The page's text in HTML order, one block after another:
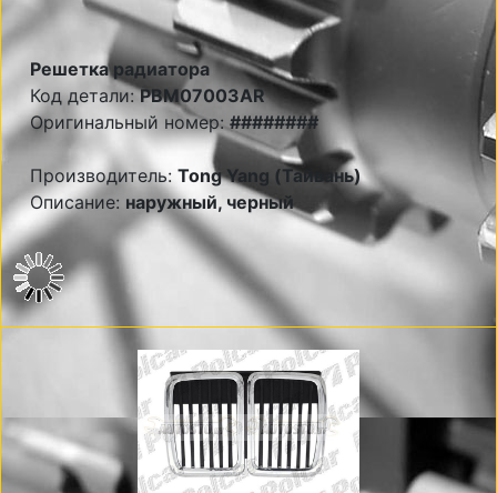
Решетка радиатора
Код детали:PBM07003AR
Оригинальный номер: ########
Производитель: Tong Yang (Тайвань)
Описание: наружный, черный